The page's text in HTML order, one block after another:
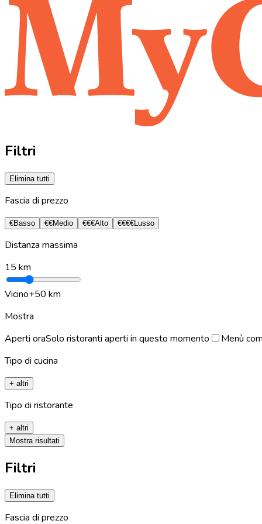
Filtri
Elimina tutti
Fascia di prezzo
€Basso €€Medio €€€Alto €€€€ Lusso
Distanza massima
15 km
Vicino+50 km
Mostra
Aperti oraSolo ristoranti aperti in questo momento
Menù
Tipo di cucina
+ altri
Tipo di ristorante
+ altri
Mostra risultati
Filtri
Elimina tutti
Fascia di prezzo